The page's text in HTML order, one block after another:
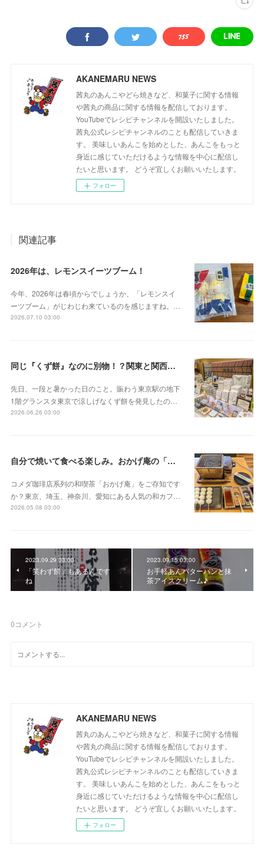
AKANEMARU NEWS
茜丸のあんこやどら焼きなど、和菓子に関する情報
や茜丸の商品に関する情報を配信しております。
YouTubeでレシピチャンネルを開設いたしました。
茜丸公式レシピチャンネルのことも配信していきま
す。 美味しいあんこを始めとした、あんこをもっと
身近に感じていただけるような情報を中心に配信し
たいと思います。 どうぞ宜しくお願いいたします。
フォロー
関連記事
2026年は、レモンスイーツブーム！
今年、2026年は春頃からでしょうか、「レモンスイ
ーツブーム」がじわじわ来ているのを感じますね。…
2026.07.10 03:00
同じ『くず餅』なのに別物！？関東と関西の意外な違い
先日、一段と暑かった日のこと。賑わう東京駅の地下
1階グランスタ東京で涼しげなくず餅を発見したの…
2026.06.26 03:00
自分で焼いて食べる楽しみ。おかげ庵の「だんご三昧」
コメダ珈琲店系列の和喫茶「おかげ庵」をご存知です
か？東京、埼玉、神奈川、愛知にある人気の和カフ…
2026.05.08 03:00
2023.09.29 03:00
「笑わず餅」もあるんです
ね
2023.09.15 03:00
お手軽あんバターパンと抹
茶アイスクリーム♪
0コメント
AKANEMARU NEWS
茜丸のあんこやどら焼きなど、和菓子に関する情報
や茜丸の商品に関する情報を配信しております。
YouTubeでレシピチャンネルを開設いたしました。
茜丸公式レシピチャンネルのことも配信していきま
す。 美味しいあんこを始めとした、あんこをもっと
身近に感じていただけるような情報を中心に配信し
たいと思います。 どうぞ宜しくお願いいたします。
フォロー